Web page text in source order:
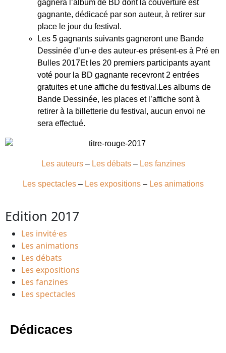
gagnera l’album de BD dont la couverture est
gagnante, dédicacé par son auteur, à retirer sur
place le jour du festival.
Les 5 gagnants suivants gagneront une Bande
Dessinée d’un-e des auteur-es présent-es à Pré en
Bulles 2017Et les 20 premiers participants ayant
voté pour la BD gagnante recevront 2 entrées
gratuites et une affiche du festival.Les albums de
Bande Dessinée, les places et l’affiche sont à
retirer à la billetterie du festival, aucun envoi ne
sera effectué.
Les auteurs– Les débats– Les fanzines
Les spectacles– Les expositions– Les animations
Edition 2017
Les invité·es
Les animations
Les débats
Les expositions
Les fanzines
Les spectacles
Dédicaces